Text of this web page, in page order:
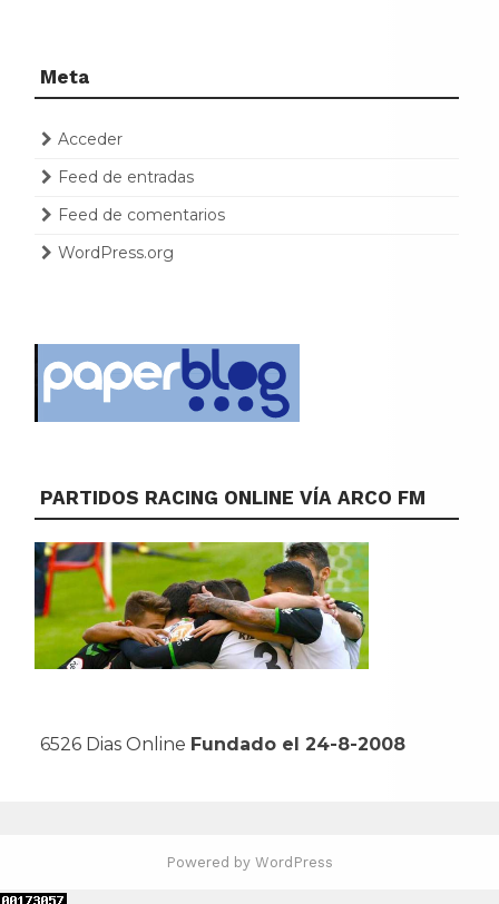
Meta
Acceder
Feed de entradas
Feed de comentarios
WordPress.org
PARTIDOS RACING ONLINE VÍA ARCO FM
6526 Dias Online Fundado el 24-8-2008
Powered by WordPress